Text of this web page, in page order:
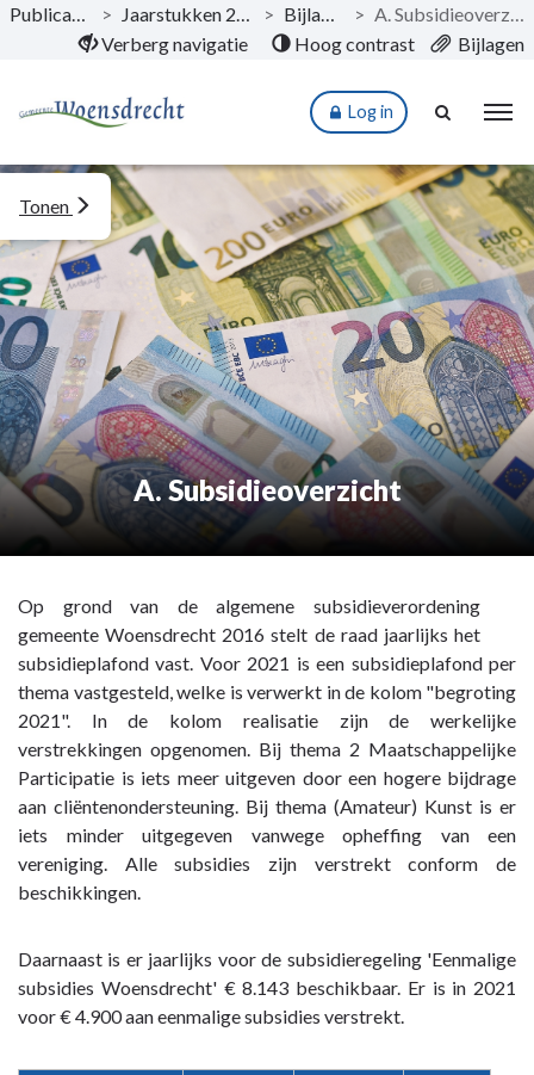
Naar hoofdinhoud
Publicaties > Jaarstukken 2021 > Bijlagen >
A. Subsidieoverzicht
Verberg navigatie
Hoog contrast Bijlagen
Log in
A. Subsidieoverzicht
Tonen
Op grond van de algemene subsidieverordening
gemeente Woensdrecht 2016 stelt de raad jaarlijks het
subsidieplafond vast. Voor 2021 is een subsidieplafond per
thema vastgesteld, welke is verwerkt in de kolom "begroting
2021". In de kolom realisatie zijn de werkelijke
verstrekkingen opgenomen. Bij thema 2 Maatschappelijke
Participatie is iets meer uitgeven door een hogere bijdrage
aan cliëntenondersteuning. Bij thema (Amateur) Kunst is er
iets minder uitgegeven vanwege opheffing van een
vereniging. Alle subsidies zijn verstrekt conform de
beschikkingen.
Daarnaast is er jaarlijks voor de subsidieregeling 'Eenmalige
subsidies Woensdrecht' € 8.143 beschikbaar. Er is in 2021
voor € 4.900 aan eenmalige subsidies verstrekt.